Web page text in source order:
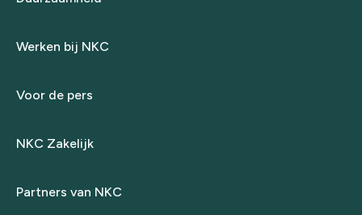
Werken bij NKC
Voor de pers
NKC Zakelijk
Partners van NKC